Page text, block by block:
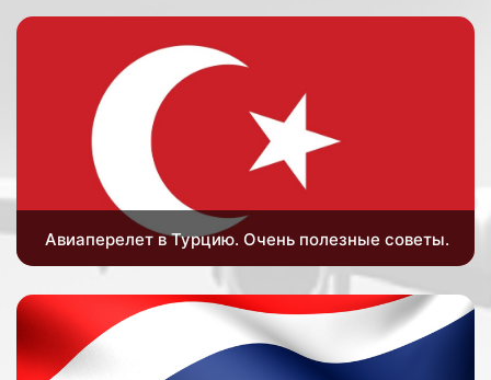
Авиаперелет в Турцию. Очень полезные советы.